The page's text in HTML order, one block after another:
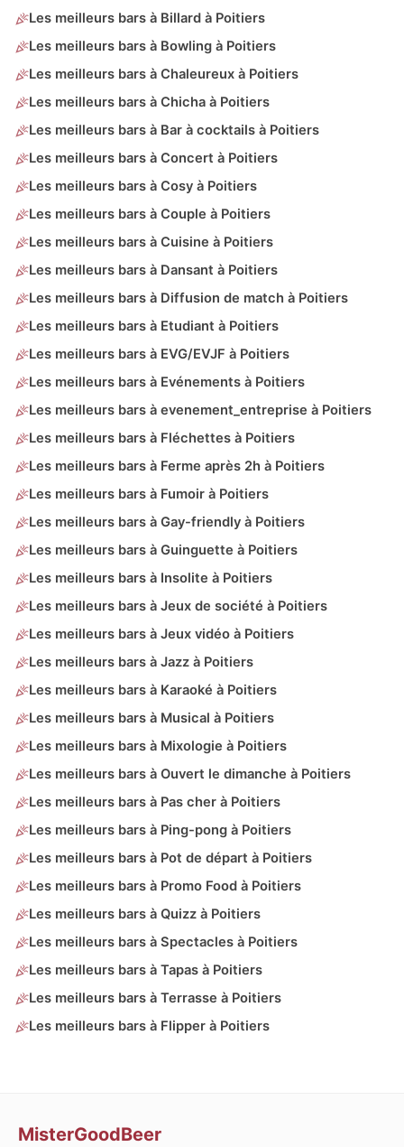
Les meilleurs bars à Billard à Poitiers
Les meilleurs bars à Bowling à Poitiers
Les meilleurs bars à Chaleureux à Poitiers
Les meilleurs bars à Chicha à Poitiers
Les meilleurs bars à Bar à cocktails à Poitiers
Les meilleurs bars à Concert à Poitiers
Les meilleurs bars à Cosy à Poitiers
Les meilleurs bars à Couple à Poitiers
Les meilleurs bars à Cuisine à Poitiers
Les meilleurs bars à Dansant à Poitiers
Les meilleurs bars à Diffusion de match à Poitiers
Les meilleurs bars à Etudiant à Poitiers
Les meilleurs bars à EVG/EVJF à Poitiers
Les meilleurs bars à Evénements à Poitiers
Les meilleurs bars à evenement_entreprise à Poitiers
Les meilleurs bars à Fléchettes à Poitiers
Les meilleurs bars à Ferme après 2h à Poitiers
Les meilleurs bars à Fumoir à Poitiers
Les meilleurs bars à Gay-friendly à Poitiers
Les meilleurs bars à Guinguette à Poitiers
Les meilleurs bars à Insolite à Poitiers
Les meilleurs bars à Jeux de société à Poitiers
Les meilleurs bars à Jeux vidéo à Poitiers
Les meilleurs bars à Jazz à Poitiers
Les meilleurs bars à Karaoké à Poitiers
Les meilleurs bars à Musical à Poitiers
Les meilleurs bars à Mixologie à Poitiers
Les meilleurs bars à Ouvert le dimanche à Poitiers
Les meilleurs bars à Pas cher à Poitiers
Les meilleurs bars à Ping-pong à Poitiers
Les meilleurs bars à Pot de départ à Poitiers
Les meilleurs bars à Promo Food à Poitiers
Les meilleurs bars à Quizz à Poitiers
Les meilleurs bars à Spectacles à Poitiers
Les meilleurs bars à Tapas à Poitiers
Les meilleurs bars à Terrasse à Poitiers
Les meilleurs bars à Flipper à Poitiers
MisterGoodBeer